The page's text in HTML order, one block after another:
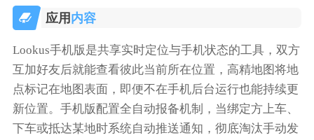
应用 内容
Lookus手机版是共享实时定位与手机状态的工具，双方
互加好友后就能查看彼此当前所在位置，高精地图将地
点标记在地图表面，即便不在手机后台运行也能持续更
新位置。手机版配置全自动报备机制，当绑定方上车、
下车或抵达某地时系统自动推送通知，彻底淘汰手动发